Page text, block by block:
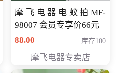
摩飞电器电蚊拍MF-
98007 会员专享价66元
88.00
库存100
摩飞电器专卖店